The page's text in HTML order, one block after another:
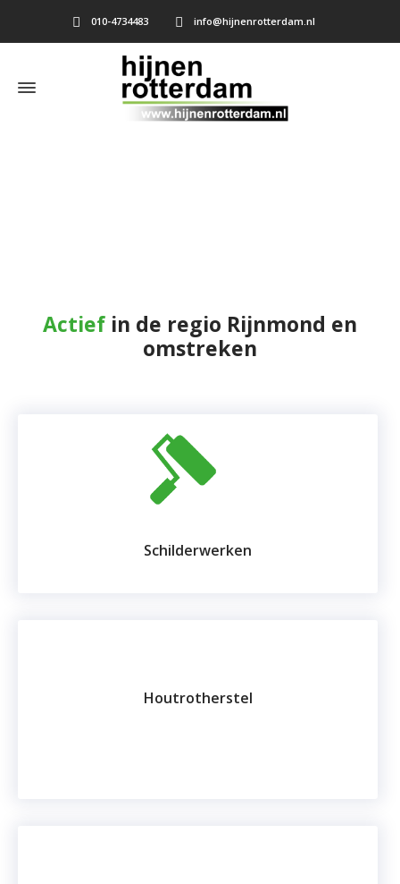
010-4734483 info@hijnenrotterdam.nl
Actief in de regio Rijnmond en
omstreken
Schilderwerken
Houtrotherstel